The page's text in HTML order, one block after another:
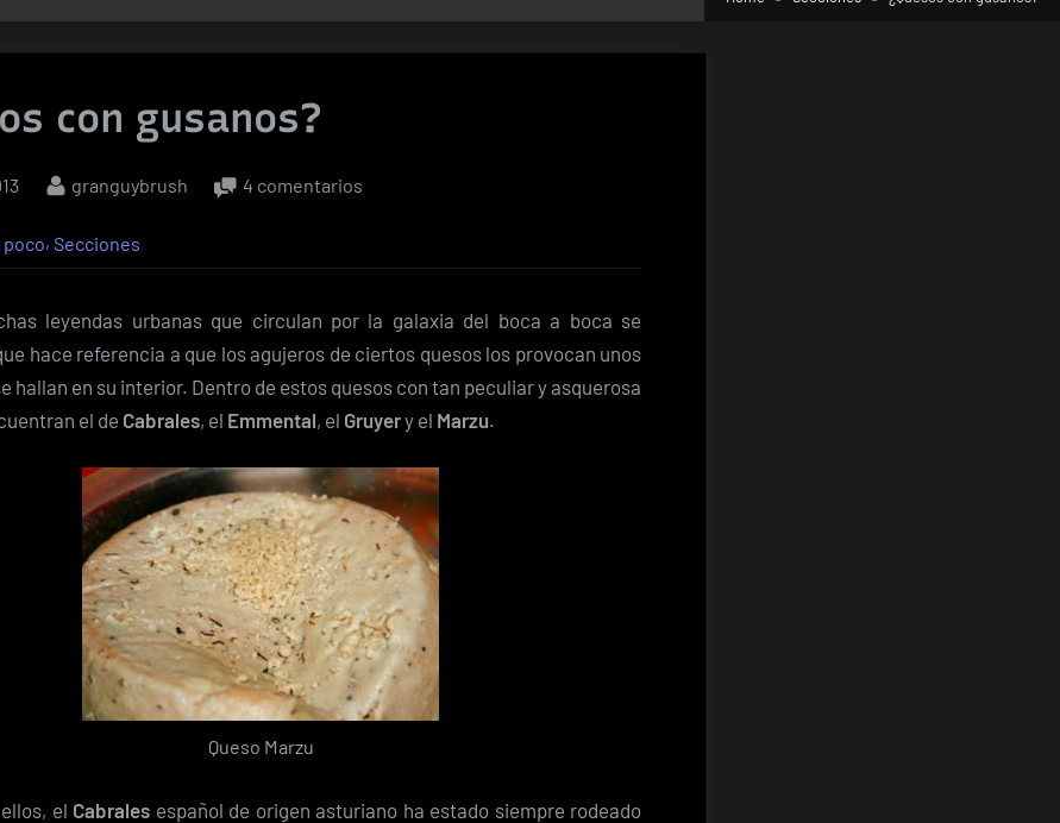
con gusanos?
By
granguybrush 4 comentarios
poco, Secciones
leyendas urbanas que circulan por la galaxia del boca a boca se
hace referencia a que los agujeros de ciertos quesos los provocan unos
hallan en su interior. Dentro de estos quesos con tan peculiar y asquerosa
el de Cabrales, el Emmental, el Gruyery el Marzu.
Queso Marzu
el Cabrales español de origen asturiano ha estado siempre rodeado